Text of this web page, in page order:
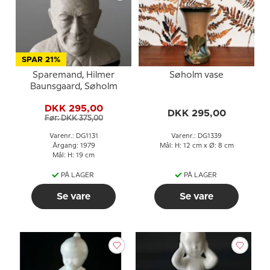
SPAR 21%
Sparemand, Hilmer
Baunsgaard, Søholm
DKK 295,00
Før: DKK 375,00
Varenr.: DG1131
Årgang: 1979
Mål: H: 19 cm
PÅ LAGER
Se vare
Søholm vase
DKK 295,00
Varenr.: DG1339
Mål: H: 12 cm x Ø: 8 cm
PÅ LAGER
Se vare